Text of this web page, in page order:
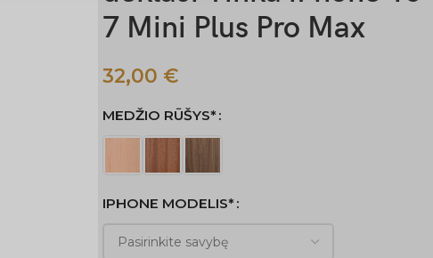
7 Mini Plus Pro Max
32,00 €
MEDŽIO RŪŠYS*
IPHONE MODELIS*